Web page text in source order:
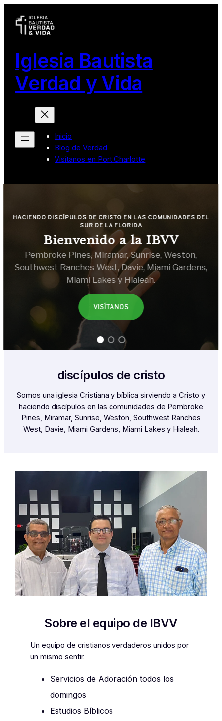
content
Iglesia Bautista
Verdad y Vida
Inicio
Blog de Verdad
Visítanos en Port Charlotte
HACIENDO DISCÍPULOS DE CRISTO EN LAS COMUNIDADES DEL
SUR DE LA FLORIDA
Bienvenido a la IBVV
Pembroke Pines, Miramar, Sunrise, Weston,
Southwest Ranches West, Davie, Miami Gardens,
Miami Lakes y Hialeah.
VISÍTANOS
discípulos de cristo
Somos una iglesia Cristiana y bíblica sirviendo a Cristo y
haciendo discípulos en las comunidades de Pembroke
Pines, Miramar, Sunrise, Weston, Southwest Ranches
West, Davie, Miami Gardens, Miami Lakes y Hialeah.
Sobre el equipo de IBVV
Un equipo de cristianos verdaderos unidos por
un mismo sentir.
Servicios de Adoración todos los
domingos
Estudios Bíblicos